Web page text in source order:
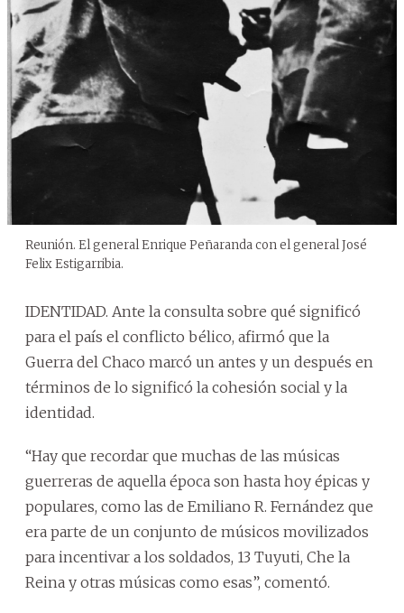
Reunión. El general Enrique Peñaranda con el general José
Felix Estigarribia.
IDENTIDAD. Ante la consulta sobre qué significó
para el país el conflicto bélico, afirmó que la
Guerra del Chaco marcó un antes y un después en
términos de lo significó la cohesión social y la
identidad.
“Hay que recordar que muchas de las músicas
guerreras de aquella época son hasta hoy épicas y
populares, como las de Emiliano R. Fernández que
era parte de un conjunto de músicos movilizados
para incentivar a los soldados, 13 Tuyuti, Che la
Reina y otras músicas como esas”, comentó.